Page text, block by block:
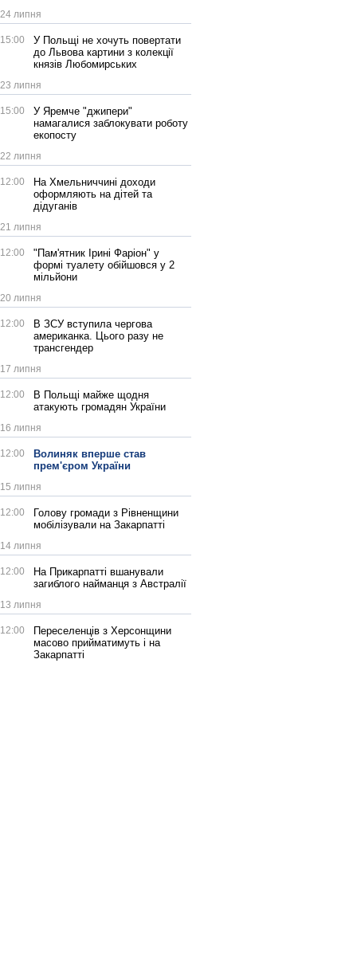
24 липня
15:00
У Польщі не хочуть повертати
до Львова картини з колекції
князів Любомирських
23 липня
15:00
У Яремче "джипери"
намагалися заблокувати роботу
екопосту
22 липня
12:00
На Хмельниччині доходи
оформляють на дітей та
дідуганів
21 липня
12:00
"Пам'ятник Ірині Фаріон" у
формі туалету обійшовся у 2
мільйони
20 липня
12:00
В ЗСУ вступила чергова
американка. Цього разу не
трансгендер
17 липня
12:00
В Польщі майже щодня
атакують громадян України
16 липня
12:00
Волиняк вперше став
прем'єром України
15 липня
12:00
Голову громади з Рівненщини
мобілізували на Закарпатті
14 липня
12:00
На Прикарпатті вшанували
загиблого найманця з Австралії
13 липня
12:00
Переселенців з Херсонщини
масово прийматимуть і на
Закарпатті